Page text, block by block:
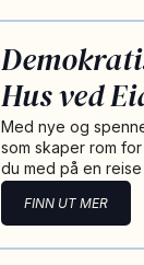
Hus ved
Med nye og
som skaper rom
du med på en
FINN UT MER